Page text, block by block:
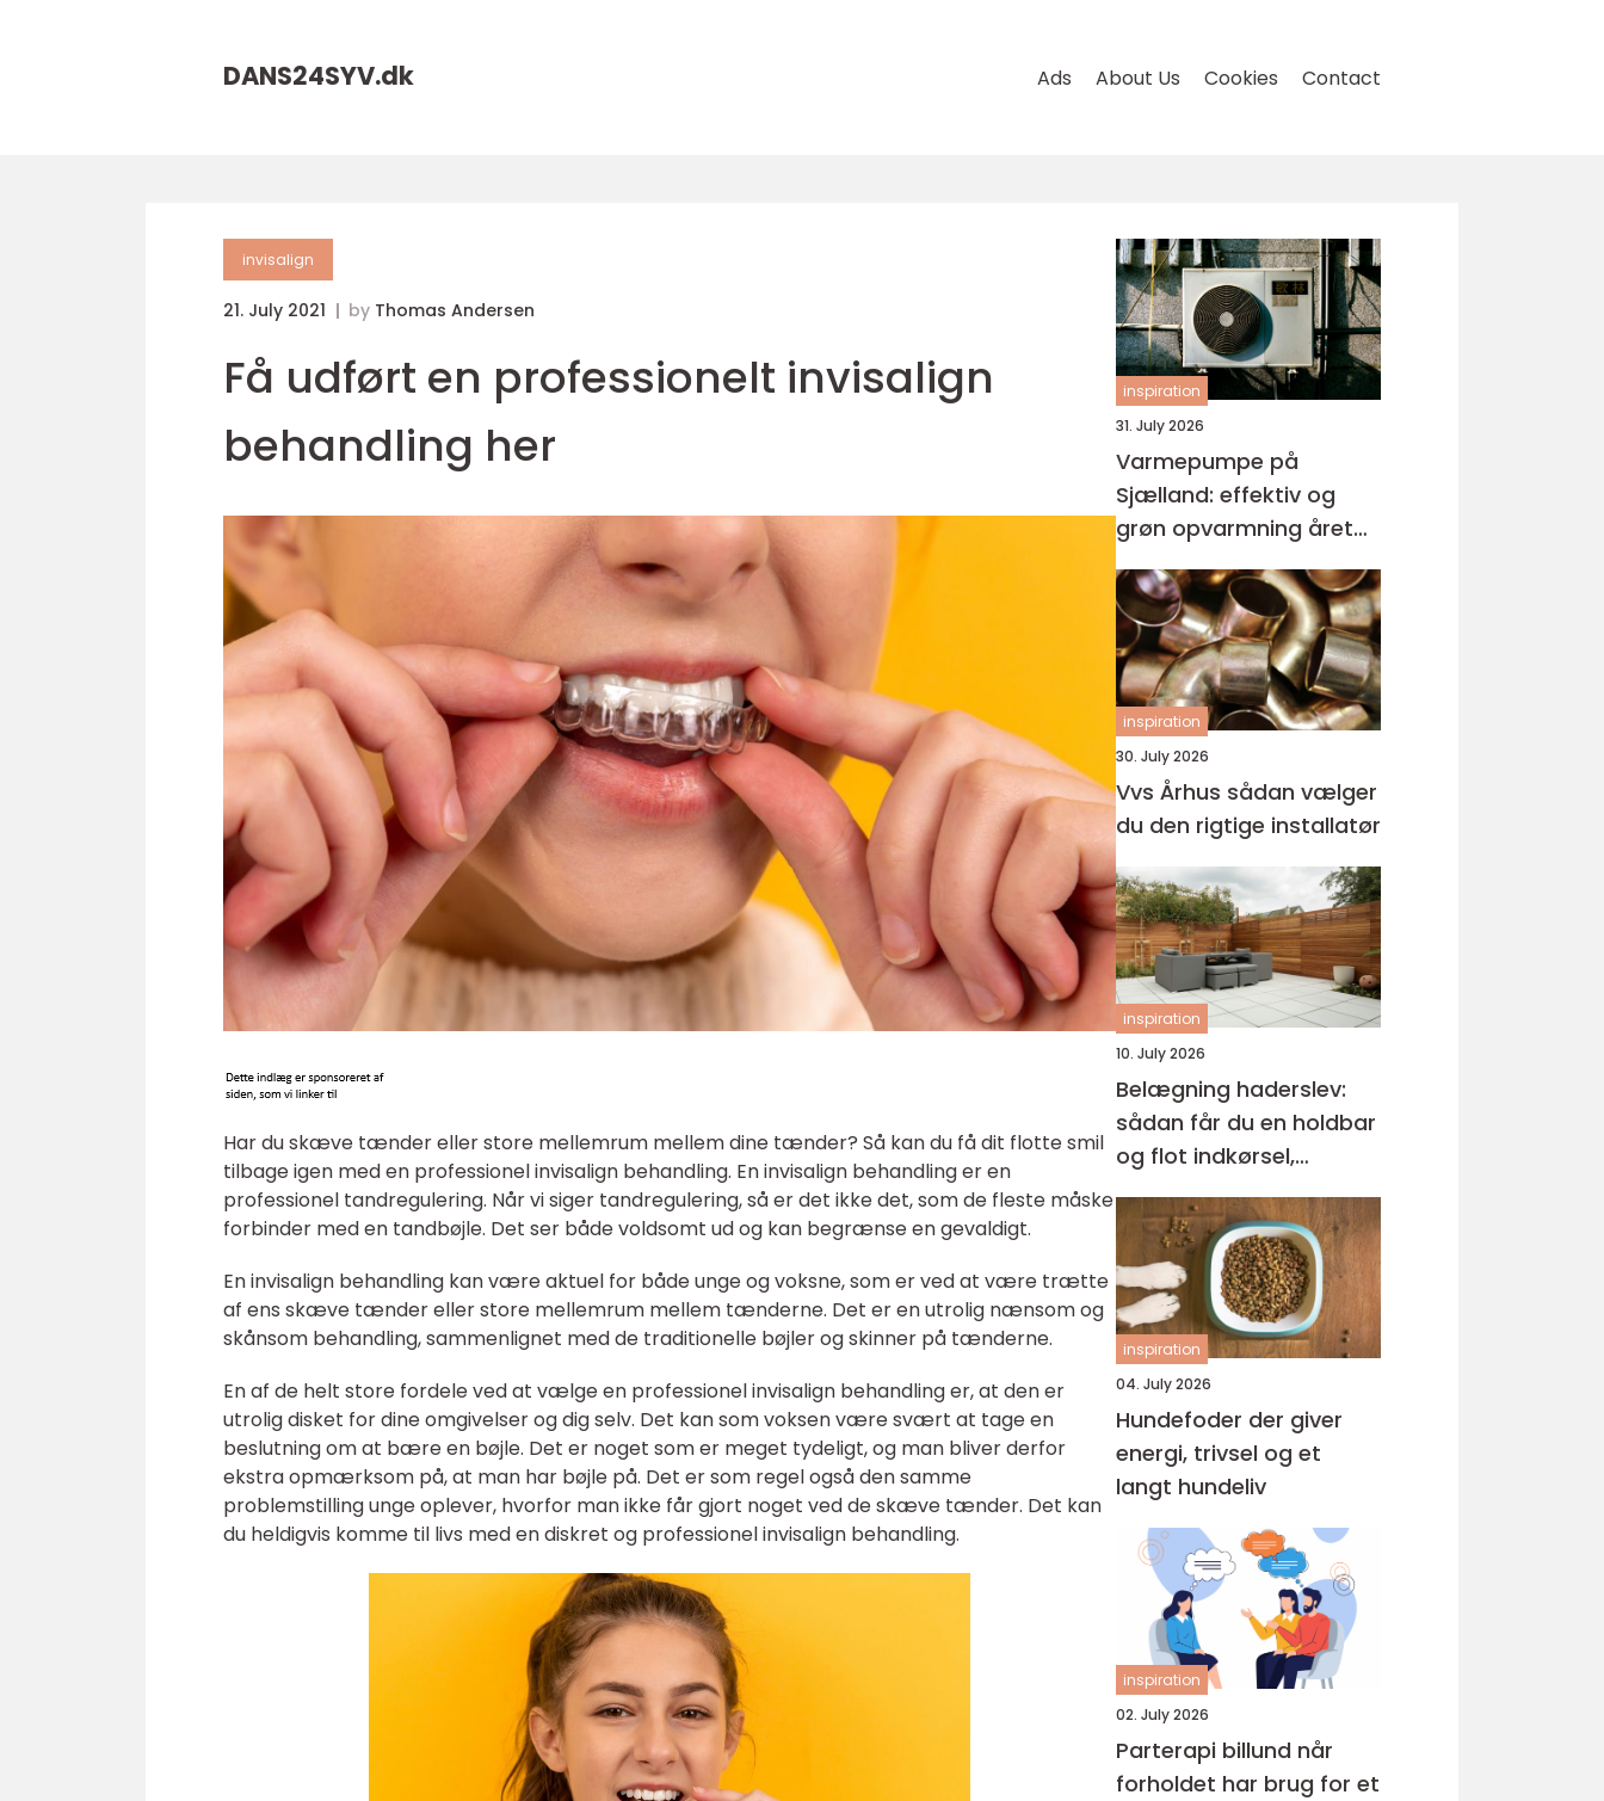
DANS24SYV.dk Ads About Us Cookies Contact
invisalign
21. July 2021 by Thomas Andersen
Få udført en professionelt invisalign
behandling her
Har du skæve tænder eller store mellemrum mellem dine tænder? Så kan du få dit flotte smil
tilbage igen med en professionel invisalign behandling. En invisalign behandling er en
professionel tandregulering. Når vi siger tandregulering, så er det ikke det, som de fleste måske
forbinder med en tandbøjle. Det ser både voldsomt ud og kan begrænse en gevaldigt.
En invisalign behandling kan være aktuel for både unge og voksne, som er ved at være trætte
af ens skæve tænder eller store mellemrum mellem tænderne. Det er en utrolig nænsom og
skånsom behandling, sammenlignet med de traditionelle bøjler og skinner på tænderne.
En af de helt store fordele ved at vælge en professionel invisalign behandling er, at den er
utrolig disket for dine omgivelser og dig selv. Det kan som voksen være svært at tage en
beslutning om at bære en bøjle. Det er noget som er meget tydeligt, og man bliver derfor
ekstra opmærksom på, at man har bøjle på. Det er som regel også den samme
problemstilling unge oplever, hvorfor man ikke får gjort noget ved de skæve tænder. Det kan
du heldigvis komme til livs med en diskret og professionel invisalign behandling.
inspiration
31. July 2026
Varmepumpe på
Sjælland: effektiv og
grøn opvarmning året
rundt
inspiration
30. July 2026
Vvs Århus sådan vælger
du den rigtige installatør
inspiration
10. July 2026
Belægning haderslev:
sådan får du en holdbar
og flot indkørsel,
terrasse og gårdsplads
inspiration
04. July 2026
Hundefoder der giver
energi, trivsel og et
langt hundeliv
inspiration
02. July 2026
Parterapi billund når
forholdet har brug for et